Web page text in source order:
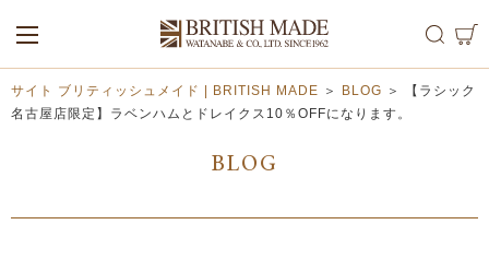
ALL MEN
WOMEN
サイト ブリティッシュメイド | BRITISH MADE ＞ BLOG ＞
【ラシック
名古屋店限定】ラベンハムとドレイクス10％OFFになります。
BLOG